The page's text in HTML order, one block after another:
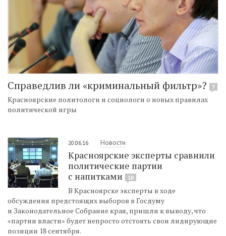
Справедлив ли «криминальный фильтр»? 7
Красноярские политологи и социологи о новых правилах
политической игры
20.06.16 Новости
Красноярские эксперты сравнили
политические партии
с напитками
18
В Красноярске эксперты в ходе
обсуждения предстоящих выборов в Госдуму
и Законодательное Собрание края, пришли к выводу, что
«партии власти» будет непросто отстоять свои лидирующие
позиции 18 сентября.